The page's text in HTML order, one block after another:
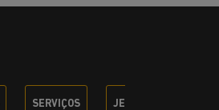
SERVIÇOS JEEP + SEM PARAR